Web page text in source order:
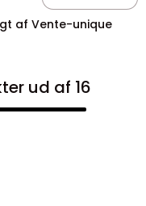
af Vente-unique
ud af 16